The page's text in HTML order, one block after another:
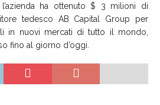
ha ottenuto $ 3 milioni di
tedesco AB Capital Group per
in nuovi mercati di tutto il mondo,
fino al giorno d’oggi.